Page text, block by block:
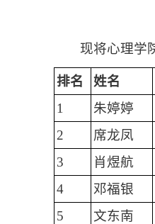
现将心理学
排名
姓名
1
朱婷婷
2
席龙凤
3
肖煜航
4
邓福银
5
文东南